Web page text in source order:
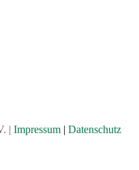
| Impressum | Datenschutz